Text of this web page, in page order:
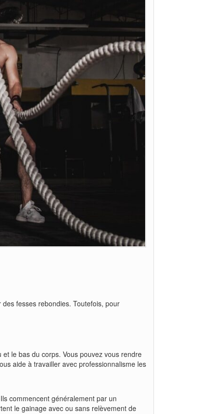
fesses rebondies. Toutefois, pour
le bas du corps. Vous pouvez vous rendre
aide à travailler avec professionnalisme les
commencent généralement par un
le gainage avec ou sans relèvement de